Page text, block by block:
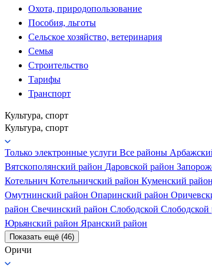
Охота, природопользование
Пособия, льготы
Сельское хозяйство, ветеринария
Семья
Строительство
Тарифы
Транспорт
Культура, спорт
Культура, спорт
Только электронные услуги Все районы
Вятскополянский район Даровской район
Котельнич Котельничский район Куменский район
Омутнинский район Опаринский район
район Свечинский район Слободской Слободской
Юрьянский район Яранский район
Показать ещё (46)
Оричи